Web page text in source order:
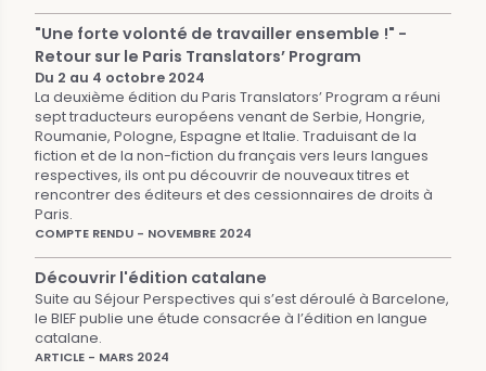
"Une forte volonté de travailler ensemble !" -
Retour sur le Paris Translators’ Program
Du 2 au 4 octobre 2024
La deuxième édition du Paris Translators’ Program a réuni
sept traducteurs européens venant de Serbie, Hongrie,
Roumanie, Pologne, Espagne et Italie. Traduisant de la
fiction et de la non-fiction du français vers leurs langues
respectives, ils ont pu découvrir de nouveaux titres et
rencontrer des éditeurs et des cessionnaires de droits à
Paris.
COMPTE RENDU - NOVEMBRE 2024
Découvrir l'édition catalane
Suite au Séjour Perspectives qui s’est déroulé à Barcelone,
le BIEF publie une étude consacrée à l’édition en langue
catalane.
ARTICLE - MARS 2024